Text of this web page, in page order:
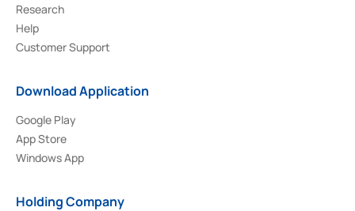
Research
Help
Customer Support
Download Application
Google Play
App Store
Windows App
Holding Company